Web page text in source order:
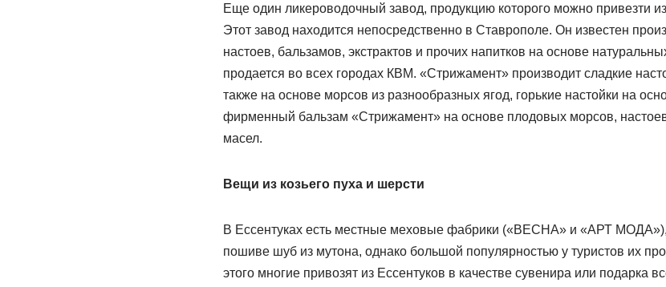
Еще один ликероводочный завод, продукцию которого можно привезти
Этот завод находится непосредственно в Ставрополе. Он известен
настоев, бальзамов, экстрактов и прочих напитков на основе
продается во всех городах КВМ. «Стрижамент» производит сладкие
также на основе морсов из разнообразных ягод, горькие настойки на
фирменный бальзам «Стрижамент» на основе плодовых морсов,
масел.
Вещи из козьего пуха и шерсти
В Ессентуках есть местные меховые фабрики («ВЕСНА» и «АРТ МОДА»),
пошиве шуб из мутона, однако большой популярностью у туристов их
этого многие привозят из Ессентуков в качестве сувенира или подарка